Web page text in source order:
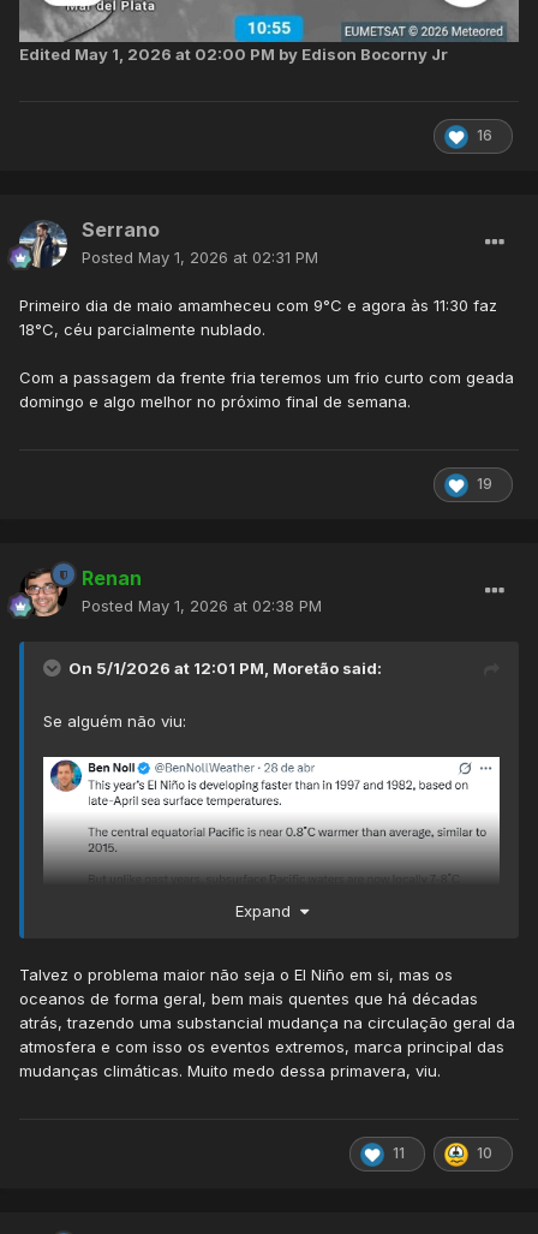
Edited May 1, 2026 at 02:00 PM by Edison Bocorny Jr
16
Serrano
Posted May 1, 2026 at 02:31 PM
Primeiro dia de maio amamheceu com 9°C e agora às 11:30 faz
18°C, céu parcialmente nublado.
Com a passagem da frente fria teremos um frio curto com geada
domingo e algo melhor no próximo final de semana.
19
Renan
Posted May 1, 2026 at 02:38 PM
On 5/1/2026 at 12:01 PM, Moretão said:
Se alguém não viu:
Expand
Talvez o problema maior não seja o El Niño em si, mas os
oceanos de forma geral, bem mais quentes que há décadas
atrás, trazendo uma substancial mudança na circulação geral da
atmosfera e com isso os eventos extremos, marca principal das
mudanças climáticas. Muito medo dessa primavera, viu.
11 10